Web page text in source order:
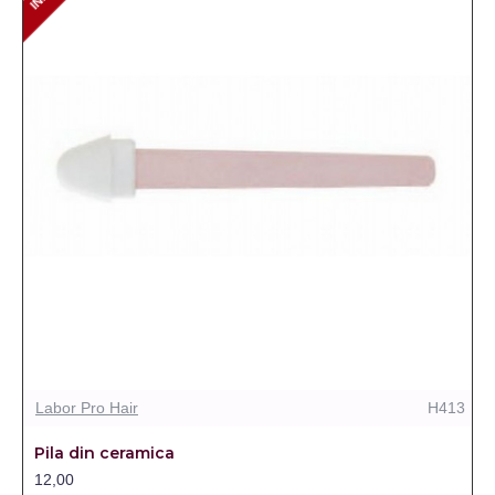
Labor Pro Hair H413
Pila din ceramica
12,00